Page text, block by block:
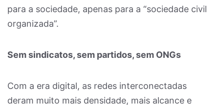
para a sociedade, apenas para a “sociedade civil
organizada”.
Sem sindicatos, sem partidos, sem ONGs
Com a era digital, as redes interconectadas
deram muito mais densidade, mais alcance e